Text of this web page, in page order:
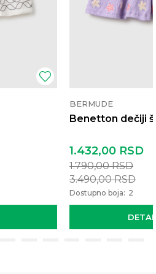
BERMUDE
Benetton dečiji
1.432,00 RSD
1.790,00RSD
3.490,00RSD
Dostupno boja: 2